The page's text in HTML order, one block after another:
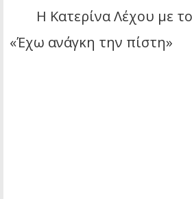
Η Κατερίνα Λέχου με
«Έχω ανάγκη την πίστη»